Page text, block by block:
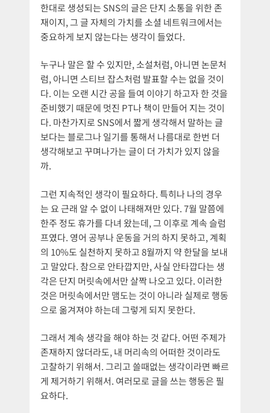
한대로 생성되는 SNS의 글은 단지 소통을 위한 존
재이지, 그 글 자체의 가치를 소셜 네트워크에서는
중요하게 보지 않는다는 생각이 들었다.
누구나 말은 할 수 있지만, 소설처럼, 아니면 논문처
럼, 아니면 스티브 잡스처럼 발표할 수는 없을 것이
다. 이는 오랜 시간 공을 들여 이야기 하고자 한 것을
준비했기 때문에 멋진 PT나 책이 만들어 지는 것이
다. 마찬가지로 SNS에서 짧게 생각해서 말하는 글
보다는 블로그나 일기를 통해서 나름대로 한번 더
생각해보고 꾸며나가는 글이 더 가치가 있지 않을
까.
그런 지속적인 생각이 필요하다. 특히나 나의 경우
는 요 근래 알 수 없이 나태해져만 있다. 7월 말쯤에
한주 정도 휴가를 다녀 왔는데, 그 이후로 계속 슬럼
프였다. 영어 공부나 운동을 거의 하지 못하고, 계획
의 10%도 실천하지 못하고 8월까지 약 한달을 보내
고 말았다. 참으로 안타깝지만, 사실 안타깝다는 생
각은 단지 머릿속에서만 살짝 나오고 있다. 이러한
것은 머릿속에서만 맴도는 것이 아니라 실제로 행동
으로 옮겨져야 하는데 그렇게 되지 못한다.
그래서 계속 생각을 해야 하는 것 같다. 어떤 주제가
존재하지 않더라도, 내 머리속의 어떠한 것이라도
고찰하기 위해서. 그리고 쓸때없는 생각이라면 빠르
게 제거하기 위해서. 여러모로 글을 쓰는 행동은 필
요하다.